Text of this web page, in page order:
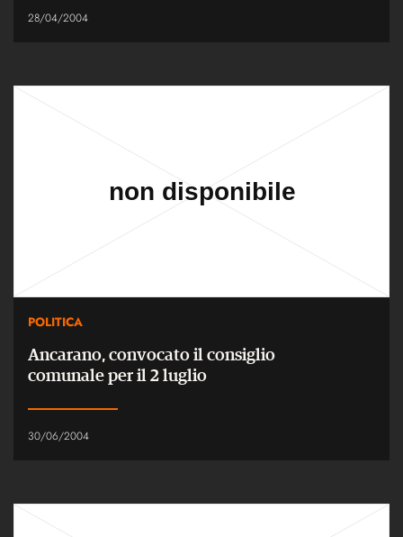
28/04/2004
POLITICA
Ancarano, convocato il consiglio
comunale per il 2 luglio
30/06/2004